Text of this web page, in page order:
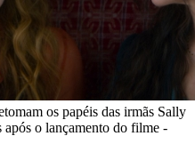
os papéis das irmãs Sally
após o lançamento do filme -